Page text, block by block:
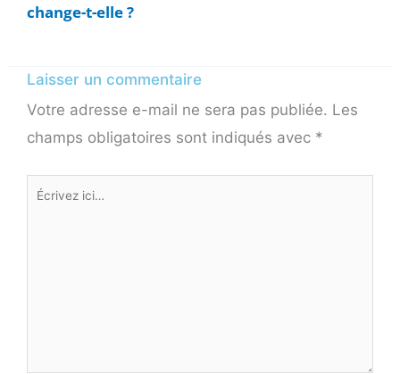
change-t-elle ?
Laisser un commentaire
Votre adresse e-mail ne sera pas publiée. Les
champs obligatoires sont indiqués avec *
Écrivez